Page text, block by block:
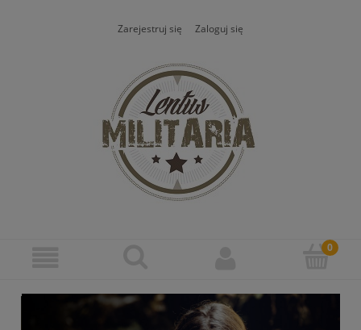
Zarejestruj się Zaloguj się